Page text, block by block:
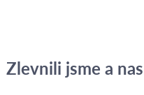
Zlevnili jsme a